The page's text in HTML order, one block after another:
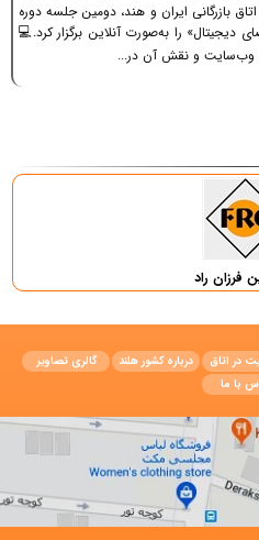
بازرگانی ایران و هند، دومین جلسه دوره
را به‌صورت آنلاین برگزار کرد.💻
وب‌سایت و نقش آن در...
فرزان راد
در اتاق درباره کشور هلند
گالری تصاویر
با ما